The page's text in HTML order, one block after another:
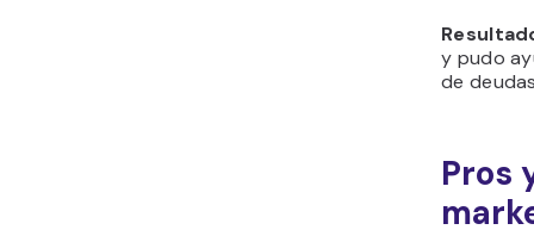
y pudo
de
Pros